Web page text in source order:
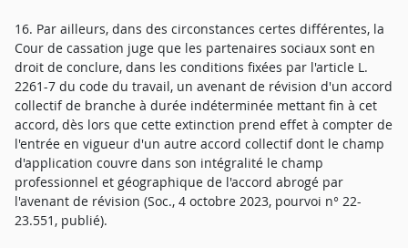
16. Par ailleurs, dans des circonstances certes différentes, la
Cour de cassation juge que les partenaires sociaux sont en
droit de conclure, dans les conditions fixées par l'article L.
2261-7 du code du travail, un avenant de révision d'un accord
collectif de branche à durée indéterminée mettant fin à cet
accord, dès lors que cette extinction prend effet à compter de
l'entrée en vigueur d'un autre accord collectif dont le champ
d'application couvre dans son intégralité le champ
professionnel et géographique de l'accord abrogé par
l'avenant de révision (Soc., 4 octobre 2023, pourvoi n° 22-
23.551, publié).